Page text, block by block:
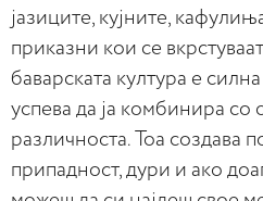
јазиците, кујните,
приказни кои се
баварската култура е
успева да ја комбинира со
различноста. Тоа создава
припадност, дури и ако